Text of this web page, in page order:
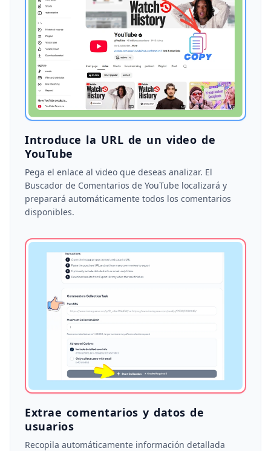
Introduce la URL de un video de
YouTube
Pega el enlace al video que deseas analizar. El
Buscador de Comentarios de YouTube localizará y
preparará automáticamente todos los comentarios
disponibles.
Extrae comentarios y datos de
usuarios
Recopila automáticamente información detallada